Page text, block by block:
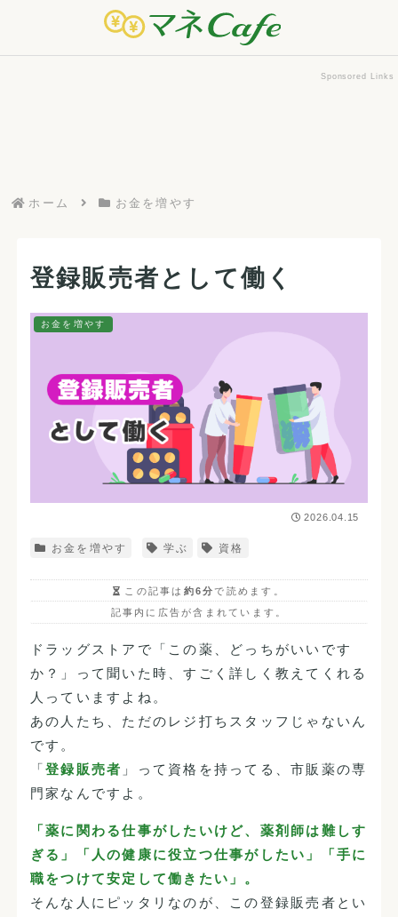
Sponsored Links
ホーム お金を増やす
登録販売者として働く
お金を増やす
2026.04.15
お金を増やす 学ぶ 資格
この記事は 約6分で読めます。
記事内に広告が含まれています。
ドラッグストアで「この薬、どっちがいいです
か？」って聞いた時、すごく詳しく教えてくれる
人っていますよね。
あの人たち、ただのレジ打ちスタッフじゃないん
です。
「登録販売者 」って資格を持ってる、市販薬の専
門家なんですよ。
「薬に関わる仕事がしたいけど、薬剤師は難しす
ぎる」「人の健康に役立つ仕事がしたい」「手に
職をつけて安定して働きたい」。
そんな人にピッタリなのが、この登録販売者とい